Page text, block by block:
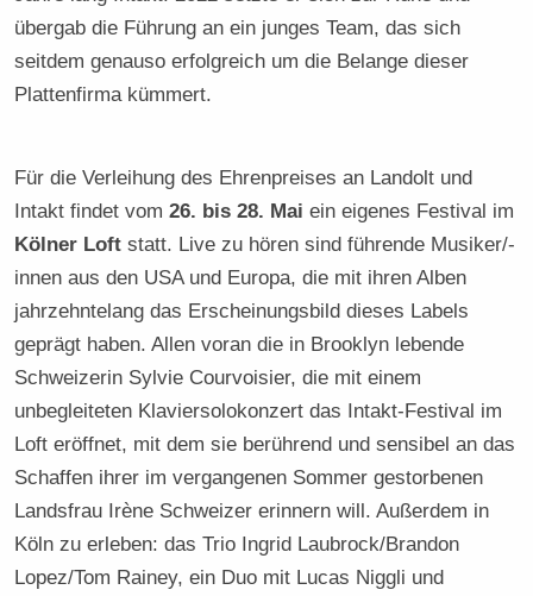
übergab die Führung an ein junges Team, das sich
seitdem genauso erfolgreich um die Belange dieser
Plattenfirma kümmert.
Für die Verleihung des Ehrenpreises an Landolt und
Intakt findet vom26. bis 28. Mai ein eigenes Festival im
Kölner Loft statt. Live zu hören sind führende Musiker/-
innen aus den USA und Europa, die mit ihren Alben
jahrzehntelang das Erscheinungsbild dieses Labels
geprägt haben. Allen voran die in Brooklyn lebende
Schweizerin Sylvie Courvoisier, die mit einem
unbegleiteten Klaviersolokonzert das Intakt-Festival im
Loft eröffnet, mit dem sie berührend und sensibel an das
Schaffen ihrer im vergangenen Sommer gestorbenen
Landsfrau Irène Schweizer erinnern will. Außerdem in
Köln zu erleben: das Trio Ingrid Laubrock/Brandon
Lopez/Tom Rainey, ein Duo mit Lucas Niggli und